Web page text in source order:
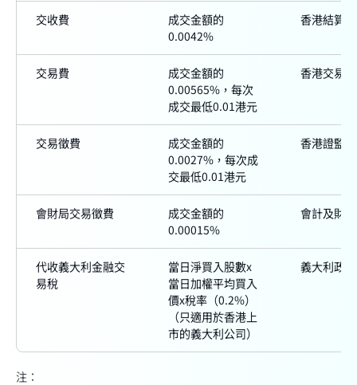
交收費
成交金額的
0.0042%
香港結算所
交易費
成交金額的
0.00565%，每次
成交最低0.01港元
香港交易所
交易徵費
成交金額的
0.0027%，每次成
交最低0.01港元
香港證監會
會財局交易徵費
成交金額的
0.00015%
會計及財
代收義大利金融交
易稅
當日淨買入股數x
當日加權平均買入
價x稅率（0.2%）
（只適用於香港上
市的義大利公司）
義大利政府
注：